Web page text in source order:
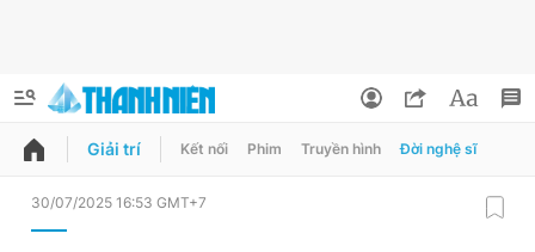
QUẢNG CÁO
Giải trí Kết nối Phim Truyền hình Đời nghệ sĩ
30/07/2025 16:53 GMT+7